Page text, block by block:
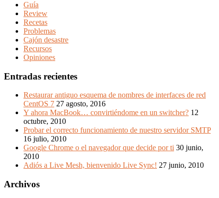
Guía
Review
Recetas
Problemas
Cajón desastre
Recursos
Opiniones
Entradas recientes
Restaurar antiguo esquema de nombres de interfaces de red
CentOS 7 27 agosto, 2016
Y ahora MacBook… convirtiéndome en un switcher? 12
octubre, 2010
Probar el correcto funcionamiento de nuestro servidor SMTP
16 julio, 2010
Google Chrome o el navegador que decide por ti 30 junio,
2010
Adiós a Live Mesh, bienvenido Live Sync! 27 junio, 2010
Archivos